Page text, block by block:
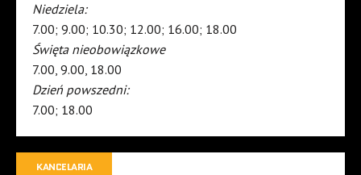
Niedziela:
7.00; 9.00; 10.30; 12.00; 16.00; 18.00
Święta nieobowiązkowe
7.00, 9.00, 18.00
Dzień powszedni:
7.00; 18.00
KANCELARIA